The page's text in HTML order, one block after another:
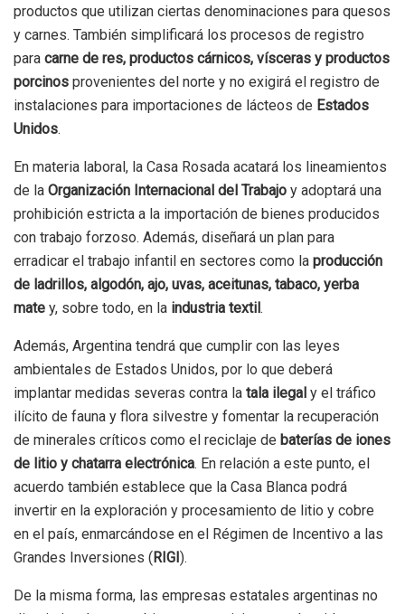
productos que utilizan ciertas denominaciones para quesos
y carnes. También simplificará los procesos de registro
para carne de res, productos cárnicos, vísceras y productos
porcinos provenientes del norte y no exigirá el registro de
instalaciones para importaciones de lácteos de Estados
Unidos.
En materia laboral, la Casa Rosada acatará los lineamientos
de la Organización Internacional del Trabajo y adoptará una
prohibición estricta a la importación de bienes producidos
con trabajo forzoso. Además, diseñará un plan para
erradicar el trabajo infantil en sectores como la producción
de ladrillos, algodón, ajo, uvas, aceitunas, tabaco, yerba
mate y, sobre todo, en la industria textil.
Además, Argentina tendrá que cumplir con las leyes
ambientales de Estados Unidos, por lo que deberá
implantar medidas severas contra la tala ilegal y el tráfico
ilícito de fauna y flora silvestre y fomentar la recuperación
de minerales críticos como el reciclaje de baterías de iones
de litio y chatarra electrónica. En relación a este punto, el
acuerdo también establece que la Casa Blanca podrá
invertir en la exploración y procesamiento de litio y cobre
en el país, enmarcándose en el Régimen de Incentivo a las
Grandes Inversiones (RIGI).
De la misma forma, las empresas estatales argentinas no